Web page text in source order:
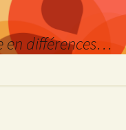
en différences…